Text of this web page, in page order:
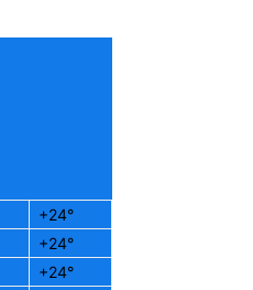
+24°
+24°
+24°